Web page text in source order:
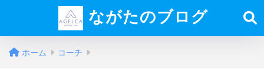
ながたのブログ
ホーム コーチ